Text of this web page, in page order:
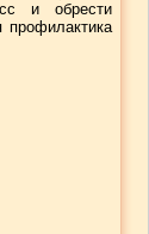
и обрести